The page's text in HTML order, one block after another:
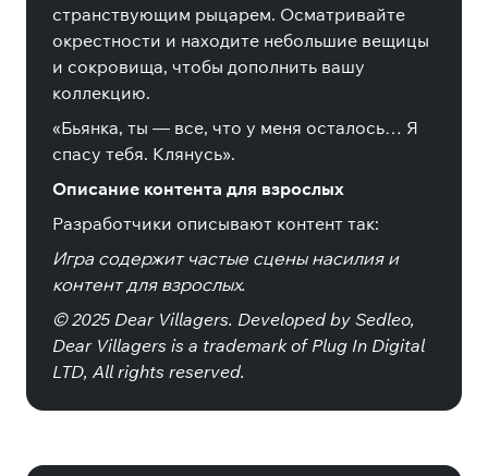
странствующим рыцарем. Осматривайте
окрестности и находите небольшие вещицы
и сокровища, чтобы дополнить вашу
коллекцию.
«Бьянка, ты — все, что у меня осталось… Я
спасу тебя. Клянусь».
Описание контента для взрослых
Разработчики описывают контент так:
Игра содержит частые сцены насилия и
контент для взрослых.
© 2025 Dear Villagers. Developed by Sedleo,
Dear Villagers is a trademark of Plug In Digital
LTD, All rights reserved.